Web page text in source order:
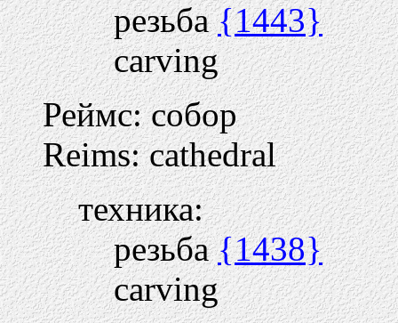
резьба{1443}
carving
Реймс: собор
Reims: cathedral
техника:
резьба{1438}
carving